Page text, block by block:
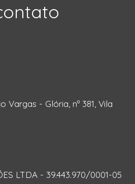
Vargas - Glória, nº 381, Vila
LTDA - 39.443.970/0001-05